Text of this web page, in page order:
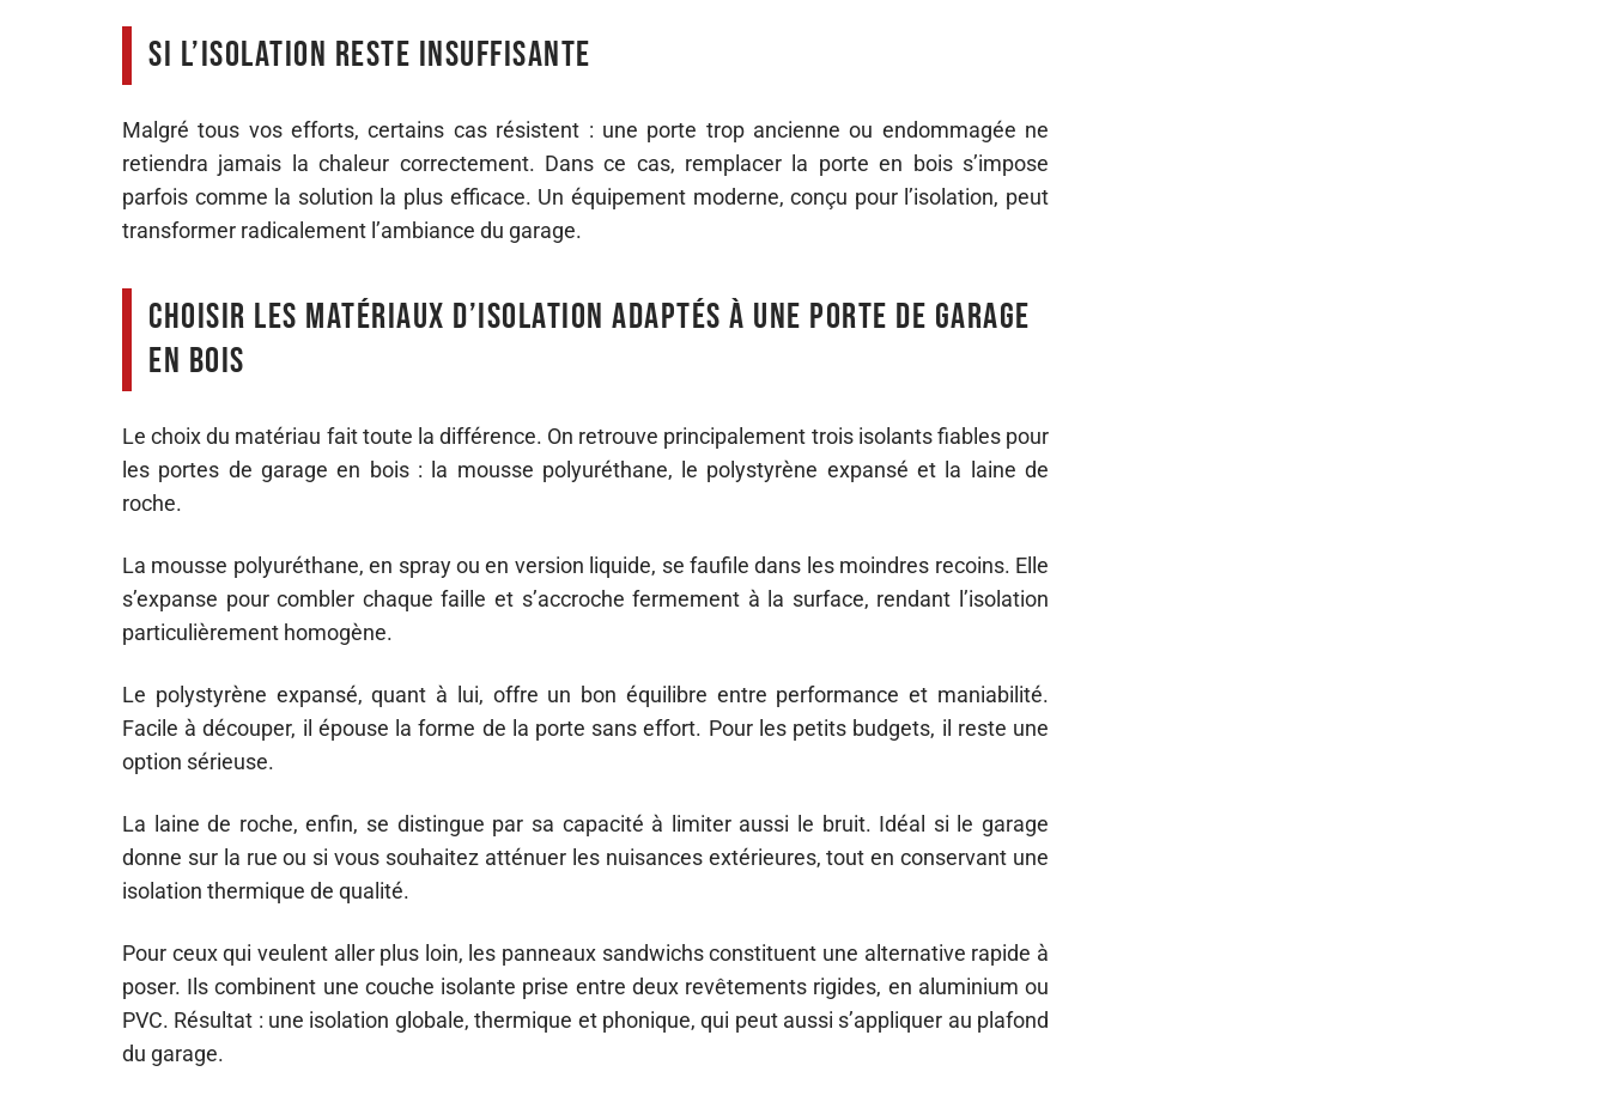
Si l’isolation reste insuffisante
Malgré tous vos efforts, certains cas résistent : une porte trop ancienne ou endommagée ne
retiendra jamais la chaleur correctement. Dans ce cas, remplacer la porte en bois s’impose
parfois comme la solution la plus efficace. Un équipement moderne, conçu pour l’isolation, peut
transformer radicalement l’ambiance du garage.
Choisir les matériaux d’isolation adaptés à une porte de garage
en bois
Le choix du matériau fait toute la différence. On retrouve principalement trois isolants fiables pour
les portes de garage en bois : la mousse polyuréthane, le polystyrène expansé et la laine de
roche.
La mousse polyuréthane, en spray ou en version liquide, se faufile dans les moindres recoins. Elle
s’expanse pour combler chaque faille et s’accroche fermement à la surface, rendant l’isolation
particulièrement homogène.
Le polystyrène expansé, quant à lui, offre un bon équilibre entre performance et maniabilité.
Facile à découper, il épouse la forme de la porte sans effort. Pour les petits budgets, il reste une
option sérieuse.
La laine de roche, enfin, se distingue par sa capacité à limiter aussi le bruit. Idéal si le garage
donne sur la rue ou si vous souhaitez atténuer les nuisances extérieures, tout en conservant une
isolation thermique de qualité.
Pour ceux qui veulent aller plus loin, les panneaux sandwichs constituent une alternative rapide à
poser. Ils combinent une couche isolante prise entre deux revêtements rigides, en aluminium ou
PVC. Résultat : une isolation globale, thermique et phonique, qui peut aussi s’appliquer au plafond
du garage.